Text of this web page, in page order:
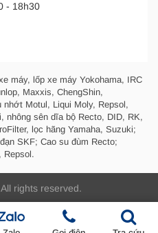
- 18h30
máy, lốp xe máy Yokohama, IRC
Maxxis, ChengShin,
Motul, Liqui Moly, Repsol,
nhông sên dĩa bộ Recto, DID, RK,
lọc hãng Yamaha, Suzuki;
SKF; Cao su đùm Recto;
Repsol.
All rights reserved.